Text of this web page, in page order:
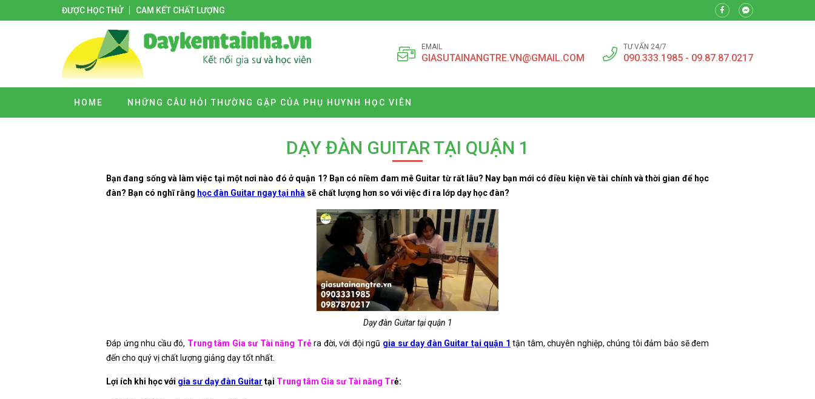
ĐƯỢC HỌC THỬ CAM KẾT CHẤT LƯỢNG
EMAIL
GIASUTAINANGTRE.VN@GMAIL.COM
TƯ VẤN 24/7
090.333.1985 - 09.87.87.0217
HOME NHỮNG CÂU HỎI THƯỜNG GẶP CỦA PHỤ HUYNH HỌC VIÊN
DẠY ĐÀN GUITAR TẠI QUẬN 1
Bạn đang sống và làm việc tại một nơi nào đó ở quận 1? Bạn có niềm đam mê Guitar từ rất lâu? Nay bạn mới có điều kiện về tài chính và thời gian để học
đàn? Bạn có nghĩ rằng học đàn Guitar ngay tại nhà sẽ chất lượng hơn so với việc đi ra lớp dạy học đàn?
Dạy đàn Guitar tại quận 1
Đáp ứng nhu cầu đó, Trung tâm Gia sư Tài năng Trẻra đời, với đội ngũ gia sư dạy đàn Guitar tại quận 1 tận tâm, chuyên nghiệp, chúng tôi đảm bảo sẽ đem
đến cho quý vị chất lượng giảng dạy tốt nhất.
Lợi ích khi học với gia sư dạy đàn Guitar tại Trung tâm Gia sư Tài năng Trẻ: